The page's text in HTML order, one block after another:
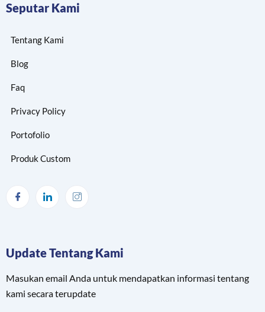
Seputar Kami
Tentang Kami
Blog
Faq
Privacy Policy
Portofolio
Produk Custom
Update Tentang Kami
Masukan email Anda untuk mendapatkan informasi tentang
kami secara terupdate